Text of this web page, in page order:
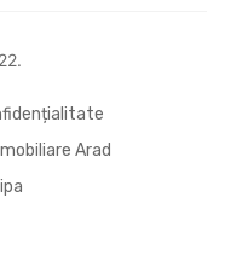
Arad